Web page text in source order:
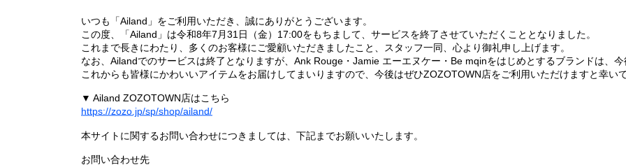
いつも「Ailand」をご利用いただき、誠にありがとうございます。
この度、「Ailand」は令和8年7月31日（金）17:00をもちまして、サービスを終了させていただくこととなりました。
これまで長きにわたり、多くのお客様にご愛顧いただきましたこと、スタッフ一同、心より御礼申し上げます。
なお、Ailandでのサービスは終了となりますが、Ank Rouge・Jamie エーエヌケー・Be mqinをはじめとするブランドは、
これからも皆様にかわいいアイテムをお届けしてまいりますので、今後はぜひZOZOTOWN店をご利用いただけますと幸いで
▼ Ailand ZOZOTOWN店はこちら
https://zozo.jp/sp/shop/ailand/
本サイトに関するお問い合わせにつきましては、下記までお願いいたします。
お問い合わせ先